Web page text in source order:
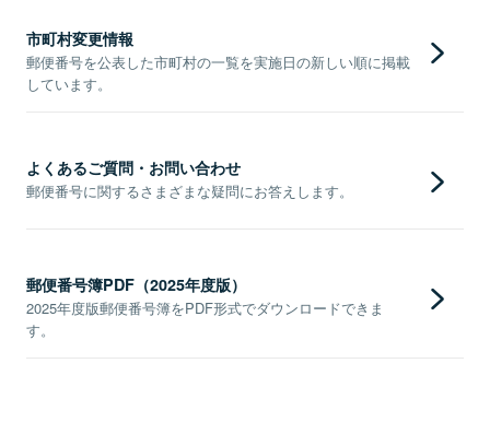
市町村変更情報
郵便番号を公表した市町村の一覧を実施日の新しい順に掲載
しています。
よくあるご質問・お問い合わせ
郵便番号に関するさまざまな疑問にお答えします。
郵便番号簿PDF（2025年度版）
2025年度版郵便番号簿をPDF形式でダウンロードできま
す。